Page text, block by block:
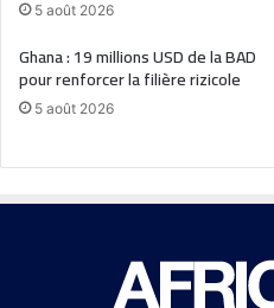
5 août 2026
Ghana : 19 millions USD de la BAD
pour renforcer la filière rizicole
5 août 2026